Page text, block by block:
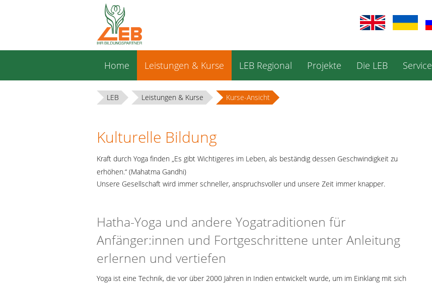
überspringen
Home Leistungen & Kurse LEB Regional Projekte Die LEB Service
LEB Leistungen & Kurse Kurse-Ansicht
Kulturelle Bildung
Kraft durch Yoga finden „Es gibt Wichtigeres im Leben, als beständig dessen Geschwindigkeit zu
erhöhen.“ (Mahatma Gandhi)
Unsere Gesellschaft wird immer schneller, anspruchsvoller und unsere Zeit immer knapper.
Hatha-Yoga und andere Yogatraditionen für
Anfänger:innen und Fortgeschrittene unter Anleitung
erlernen und vertiefen
Yoga ist eine Technik, die vor über 2000 Jahren in Indien entwickelt wurde, um im Einklang mit sich